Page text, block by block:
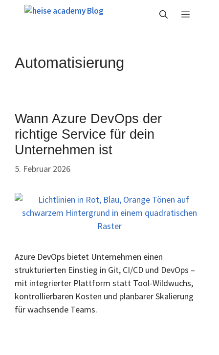
Menü
Automatisierung
Wann Azure DevOps der
richtige Service für dein
Unternehmen ist
5. Februar 2026
Azure DevOps bietet Unternehmen einen
strukturierten Einstieg in Git, CI/CD und DevOps –
mit integrierter Plattform statt Tool-Wildwuchs,
kontrollierbaren Kosten und planbarer Skalierung
für wachsende Teams.